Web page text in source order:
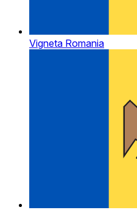
Vigneta Romania